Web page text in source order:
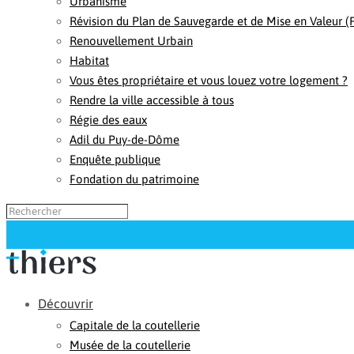
Révision du Plan de Sauvegarde et de Mise en Valeur
Renouvellement Urbain
Habitat
Vous êtes propriétaire et vous louez votre logement ?
Rendre la ville accessible à tous
Régie des eaux
Adil du Puy-de-Dôme
Enquête publique
Fondation du patrimoine
Découvrir
Capitale de la coutellerie
Musée de la coutellerie